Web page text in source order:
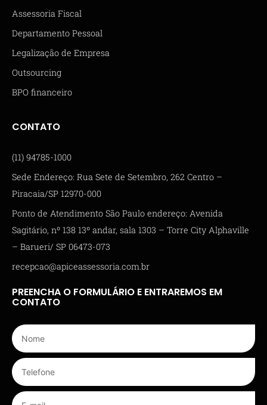
Assessoria Fiscal
Departamento Pessoal
Legalização de Empresa
Outsourcing
BPO financeiro
CONTATO
(11) 94785-1000
Sede Endereço: Rua Sete de Setembro, 262 Centro –
Piracaia/SP 12970-000
Ponto de Atendimento São Paulo endereço: Avenida
Sagitário, nº 138 13º andar, sala 1303 – Torre City Alphaville
– Barueri/ SP 06473-073
recepcao@apiceassessoria.com.br
PREENCHA O FORMULÁRIO E ENTRAREMOS EM
CONTATO